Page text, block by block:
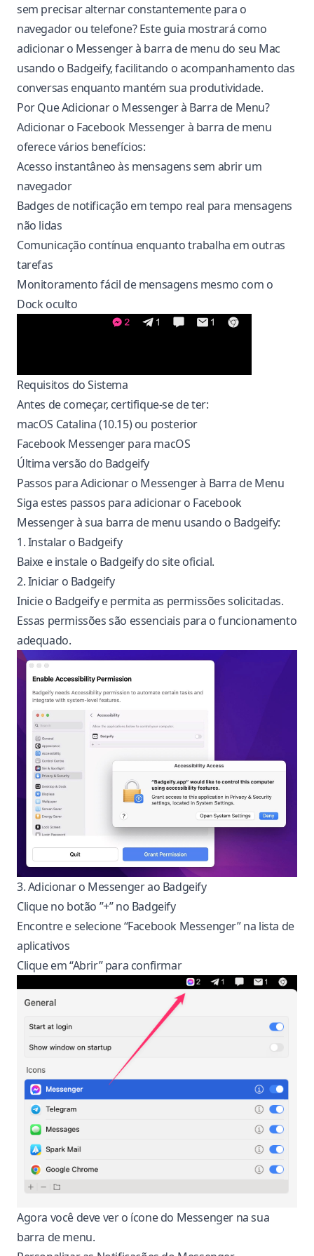
sem precisar alternar constantemente para o
navegador ou telefone? Este guia mostrará como
adicionar o Messenger à barra de menu do seu Mac
usando o Badgeify, facilitando o acompanhamento das
conversas enquanto mantém sua produtividade.
Por Que Adicionar o Messenger à Barra de Menu?
Adicionar o Facebook Messenger à barra de menu
oferece vários benefícios:
Acesso instantâneo às mensagens sem abrir um
navegador
Badges de notificação em tempo real para mensagens
não lidas
Comunicação contínua enquanto trabalha em outras
tarefas
Monitoramento fácil de mensagens mesmo com o
Dock oculto
Requisitos do Sistema
Antes de começar, certifique-se de ter:
macOS Catalina (10.15) ou posterior
Facebook Messenger para macOS
Última versão do Badgeify
Passos para Adicionar o Messenger à Barra de Menu
Siga estes passos para adicionar o Facebook
Messenger à sua barra de menu usando o Badgeify:
1. Instalar o Badgeify
Baixe e instale o Badgeify dosite oficial.
2. Iniciar o Badgeify
Inicie o Badgeify e permita as permissões solicitadas.
Essas permissões são essenciais para o funcionamento
adequado.
3. Adicionar o Messenger ao Badgeify
Clique no botão ”+” no Badgeify
Encontre e selecione “Facebook Messenger” na lista de
aplicativos
Clique em “Abrir” para confirmar
Agora você deve ver o ícone do Messenger na sua
barra de menu.